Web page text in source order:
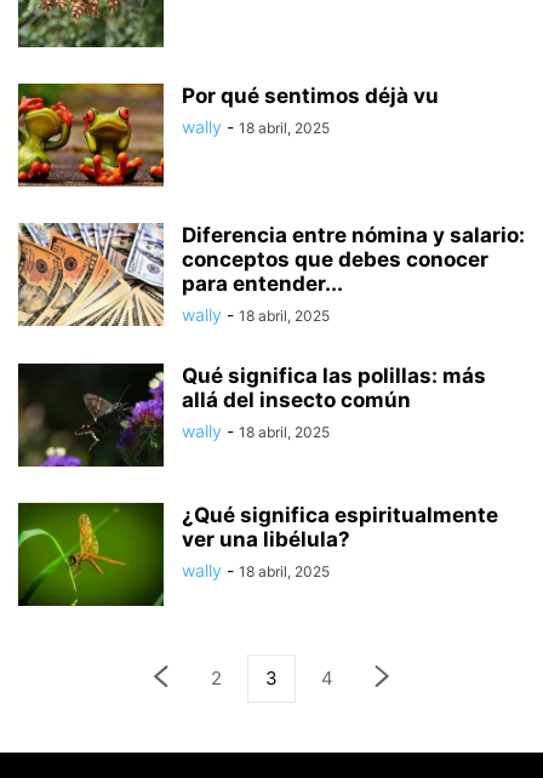
Por qué sentimos déjà vu
wally - 18 abril, 2025
Diferencia entre nómina y salario:
conceptos que debes conocer
para entender...
wally - 18 abril, 2025
Qué significa las polillas: más
allá del insecto común
wally - 18 abril, 2025
¿Qué significa espiritualmente
ver una libélula?
wally - 18 abril, 2025
2 3 4